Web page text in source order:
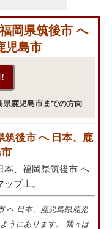
岡県筑後市 へ
児島市
鹿児島市までの方向
筑後市 へ 日本、鹿
本、福岡県筑後市 へ
プ上。
へ 日本、鹿児島県鹿児
うにあります。 我々は